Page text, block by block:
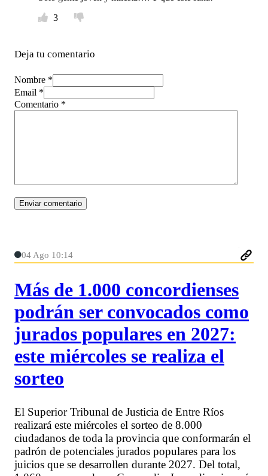
3
Deja tu comentario
Nombre *
Email *
Comentario *
04 Ago 10:14
Más de 1.000 concordienses
podrán ser convocados como
jurados populares en 2027:
este miércoles se realiza el
sorteo
El Superior Tribunal de Justicia de Entre Ríos
realizará este miércoles el sorteo de 8.000
ciudadanos de toda la provincia que conformarán el
padrón de potenciales jurados populares para los
juicios que se desarrollen durante 2027. Del total,